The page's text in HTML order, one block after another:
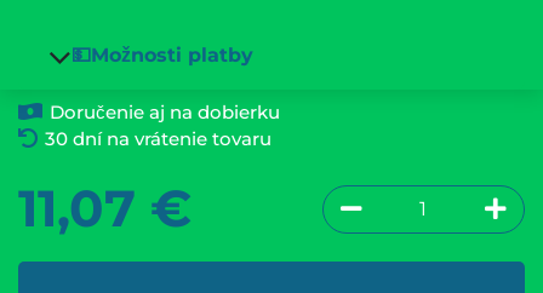
💵Možnosti platby
Doručenie aj na dobierku
30 dní na vrátenie tovaru
11,07 €